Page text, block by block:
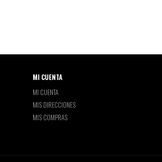
MI CUENTA
MI CUENTA
MIS DIRECCIONES
MIS COMPRAS